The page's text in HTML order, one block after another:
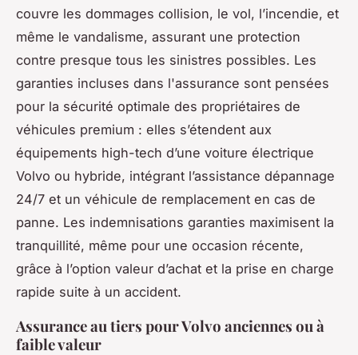
couvre les dommages collision, le vol, l’incendie, et
même le vandalisme, assurant une protection
contre presque tous les sinistres possibles. Les
garanties incluses dans l'assurance sont pensées
pour la sécurité optimale des propriétaires de
véhicules premium : elles s’étendent aux
équipements high-tech d’une voiture électrique
Volvo ou hybride, intégrant l’assistance dépannage
24/7 et un véhicule de remplacement en cas de
panne. Les indemnisations garanties maximisent la
tranquillité, même pour une occasion récente,
grâce à l’option valeur d’achat et la prise en charge
rapide suite à un accident.
Assurance au tiers pour Volvo anciennes ou à
faible valeur